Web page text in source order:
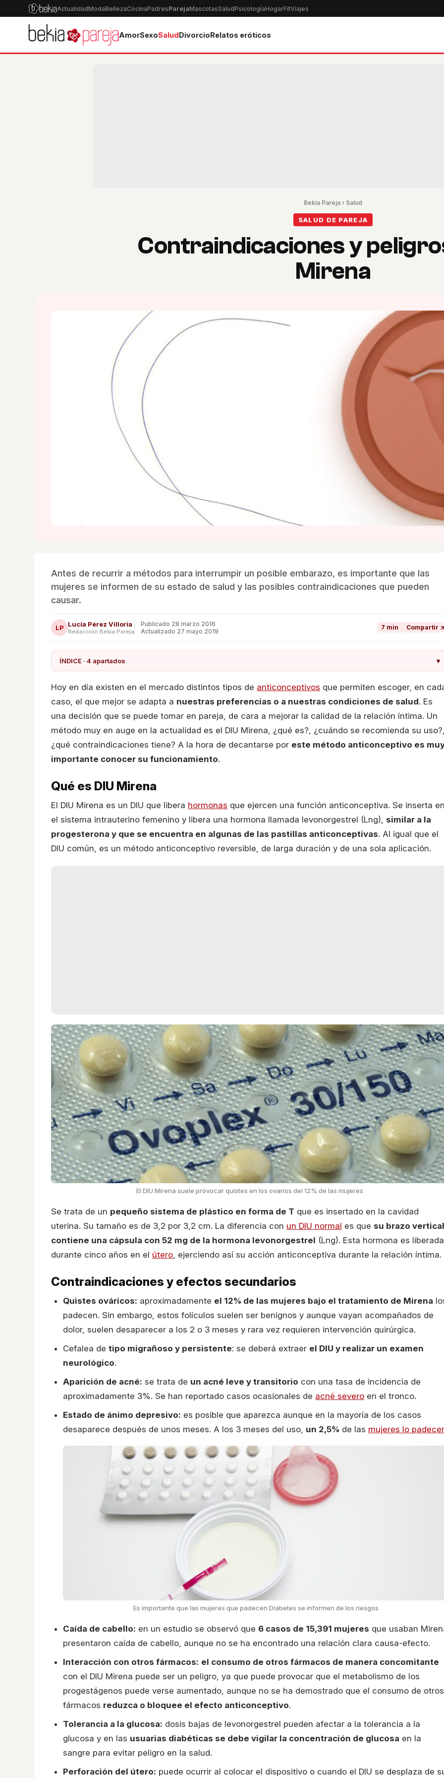
ActualidadModaBellezaCocinaPadresParejaMascotasSaludPsicologíaHogarFitViajes
AmorSexoSaludDivorcioRelatos eróticos
Bekia Pareja › Salud
SALUD DE PAREJA
Contraindicaciones y
Mirena
Antes de recurrir a métodos para interrumpir un posible embarazo, es importante que las
mujeres se informen de su estado de salud y las posibles contraindicaciones que pueden
causar.
LP Lucía Pérez Villoria
Redacción Bekia Pareja
Publicado 28 marzo 2016
Actualizado 27 mayo 2019
7 min Compartir ↗
ÍNDICE · 4 apartados ▾
Hoy en día existen en el mercado distintos tipos de anticonceptivos que permiten escoger, en
caso, el que mejor se adapta a nuestras preferencias o a nuestras condiciones de salud. Es
una decisión que se puede tomar en pareja, de cara a mejorar la calidad de la relación íntima. Un
método muy en auge en la actualidad es el DIU Mirena, ¿qué es?, ¿cuándo se recomienda su
¿qué contraindicaciones tiene? A la hora de decantarse por este método anticonceptivo es
importante conocer su funcionamiento.
Qué es DIU Mirena
El DIU Mirena es un DIU que libera hormonas que ejercen una función anticonceptiva. Se inserta
el sistema intrauterino femenino y libera una hormona llamada levonorgestrel (Lng), similar a la
progesterona y que se encuentra en algunas de las pastillas anticonceptivas. Al igual que el
DIU común, es un método anticonceptivo reversible, de larga duración y de una sola aplicación.
El DIU Mirena suele provocar quistes en los ovarios del 12% de las mujeres
Se trata de un pequeño sistema de plástico en forma de T que es insertado en la cavidad
uterina. Su tamaño es de 3,2 por 3,2 cm. La diferencia con un DIU normal es que su brazo vertical
contiene una cápsula con 52 mg de la hormona levonorgestrel (Lng). Esta hormona es liberada
durante cinco años en el útero, ejerciendo así su acción anticonceptiva durante la relación íntima.
Contraindicaciones y efectos secundarios
Quistes ováricos: aproximadamente el 12% de las mujeres bajo el tratamiento de Mirena
padecen. Sin embargo, estos folículos suelen ser benignos y aunque vayan acompañados de
dolor, suelen desaparecer a los 2 o 3 meses y rara vez requieren intervención quirúrgica.
Cefalea de tipo migrañoso y persistente: se deberá extraer el DIU y realizar un examen
neurológico.
Aparición de acné: se trata de un acné leve y transitorio con una tasa de incidencia de
aproximadamente 3%. Se han reportado casos ocasionales de acné severo en el tronco.
Estado de ánimo depresivo: es posible que aparezca aunque en la mayoría de los casos
desaparece después de unos meses. A los 3 meses del uso, un 2,5% de las mujeres lo
Es importante que las mujeres que padecen Diabetes se informen de los riesgos
Caída de cabello: en un estudio se observó que 6 casos de 15,391 mujeres que usaban
presentaron caída de cabello, aunque no se ha encontrado una relación clara causa-efecto.
Interacción con otros fármacos: el consumo de otros fármacos de manera concomitante
con el DIU Mirena puede ser un peligro, ya que puede provocar que el metabolismo de los
progestágenos puede verse aumentado, aunque no se ha demostrado que el consumo de otros
fármacos reduzca o bloquee el efecto anticonceptivo.
Tolerancia a la glucosa: dosis bajas de levonorgestrel pueden afectar a la tolerancia a la
glucosa y en las usuarias diabéticas se debe vigilar la concentración de glucosa en la
sangre para evitar peligro en la salud.
Perforación del útero: puede ocurrir al colocar el dispositivo o cuando el DIU se desplaza de